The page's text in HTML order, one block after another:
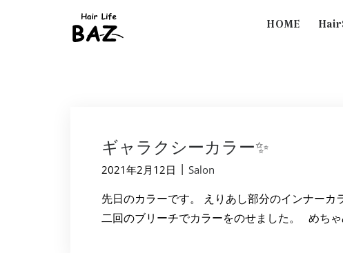
HOME
ギャラクシーカラー✨
2021年2月12日 | Salon
先日のカラーです。 えりあし部分のインナーカ
二回のブリーチでカラーをのせました。 めち